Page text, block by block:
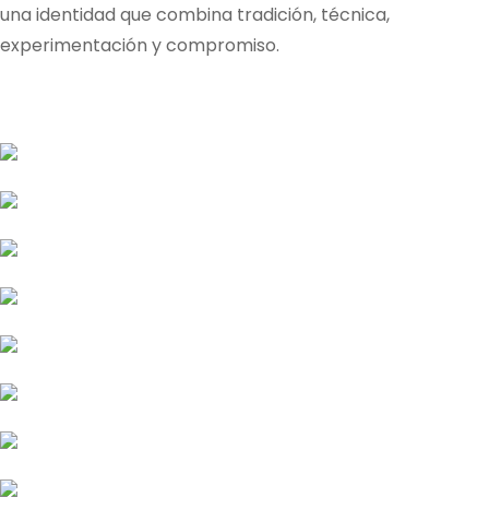
una identidad que combina tradición, técnica,
experimentación y compromiso.